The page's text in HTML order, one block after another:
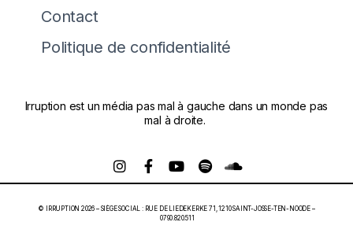
Contact
Politique de confidentialité
Irruption est un média pas mal à gauche dans un monde pas
mal à droite.
© IRRUPTION 2026 – SIÈGE SOCIAL : RUE DE LIEDEKERKE 71, 1210 SAINT-JOSSE-TEN-NOODE –
0790.820.511